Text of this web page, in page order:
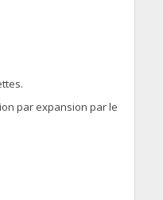
par expansion par le